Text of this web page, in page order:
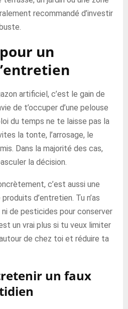
recommandé d’investir
un
artificiel, c’est le gain de
de t’occuper d’une pelouse
du temps ne te laisse pas la
la tonte, l’arrosage, le
Dans la majorité des cas,
la décision.
c’est aussi une
d’entretien. Tu n’as
ni de pesticides pour conserver
un vrai plus si tu veux limiter
de chez toi et réduire ta
un faux